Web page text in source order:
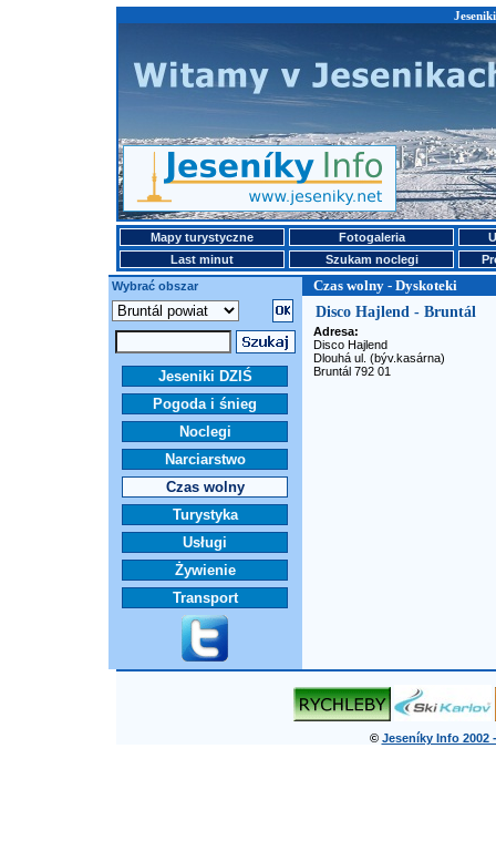
Mapy turystyczne Fotogaleria
Last minut
Szukam noclegi
Wybrać obszar
Czas wolny - Dyskoteki
Jeseniki DZIŚ
Pogoda i śnieg
Noclegi
Narciarstwo
Czas wolny
Turystyka
Usługi
Żywienie
Transport
Disco Hajlend - Bruntál
Adresa:
Disco Hajlend
Dlouhá ul. (býv.kasárna)
Bruntál 792 01
© Jeseníky Info 2002